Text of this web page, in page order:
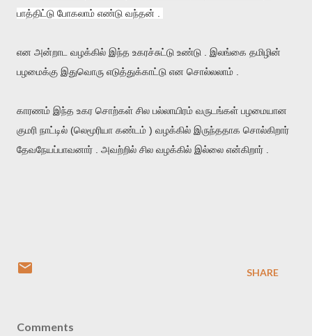
பாத்திட்டு போகலாம் எண்டு வந்தன் .
என அன்றாட வழக்கில் இந்த உகரச்சுட்டு உண்டு . இலங்கை தமிழின்
பழமைக்கு இதுவொரு எடுத்துக்காட்டு என சொல்லலாம் .
காரணம் இந்த உகர சொற்கள் சில பல்லாயிரம் வருடங்கள் பழமையான
குமரி நாட்டில் (லெமூரியா கண்டம் ) வழக்கில் இருந்ததாக சொல்கிறார்
தேவநேயப்பாவனார் . அவற்றில் சில வழக்கில் இல்லை என்கிறார் .
SHARE
Comments